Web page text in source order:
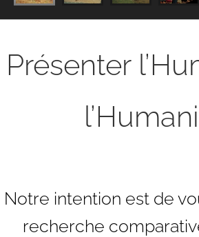
Présenter
Notre intention est de
recherche